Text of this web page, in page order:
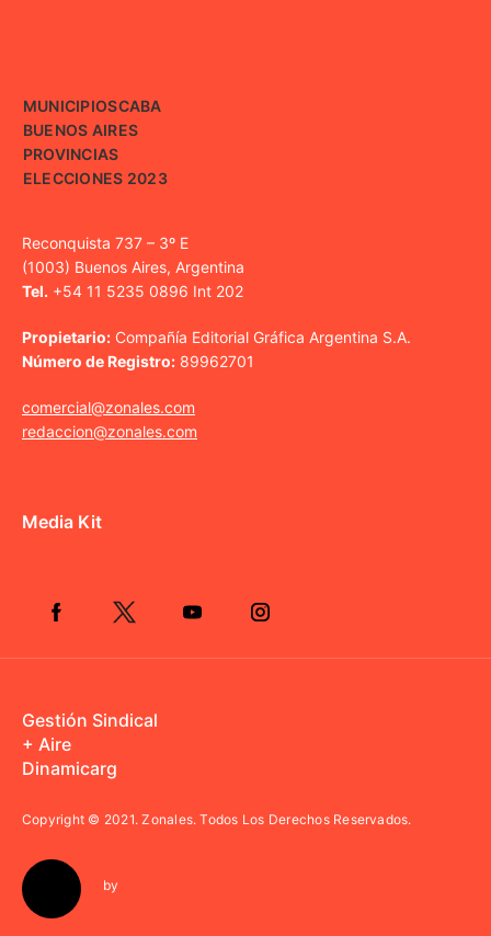
MUNICIPIOSCABA
BUENOS AIRES
PROVINCIAS
ELECCIONES 2023
Reconquista 737 – 3º E
(1003) Buenos Aires, Argentina
Tel. +54 11 5235 0896 Int 202
Propietario: Compañía Editorial Gráfica Argentina S.A.
Número de Registro: 89962701
comercial@zonales.com
redaccion@zonales.com
Media Kit
Gestión Sindical
+ Aire
Dinamicarg
Copyright © 2021.Zonales. Todos Los Derechos Reservados.
by